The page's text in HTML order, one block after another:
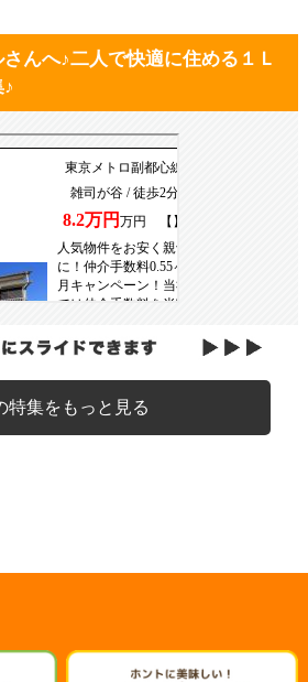
んへ♪二人で快適に住める１Ｌ
特集をもっと見る